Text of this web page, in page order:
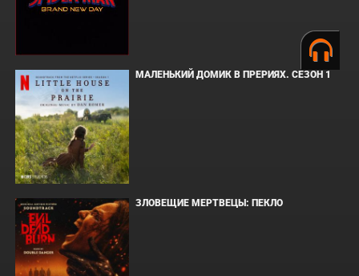
МАЛЕНЬКИЙ ДОМИК В ПРЕРИЯХ. СЕЗОН 1
ЗЛОВЕЩИЕ МЕРТВЕЦЫ: ПЕКЛО